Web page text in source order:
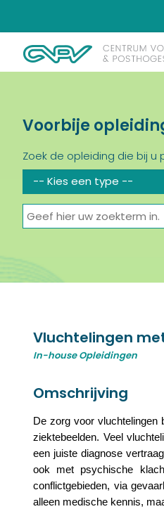
Voorbije
Zoek de opleiding die bij u
-- Kies een type --
Vluchtelingen
In-house Opleidingen
Omschrijving
De zorg voor vluchtelingen
ziektebeelden. Veel
een juiste diagnose
ook met psychische
conflictgebieden, via
alleen medische kennis,